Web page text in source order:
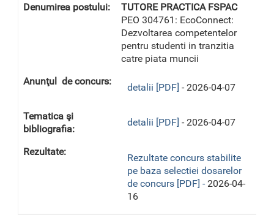
TUTORE PRACTICA FSPAC
PEO 304761: EcoConnect:
Dezvoltarea competentelor
pentru studenti in tranzitia
catre piata muncii
detalii [PDF] - 2026-04-07
detalii [PDF] - 2026-04-07
Rezultate concurs stabilite
pe baza selectiei dosarelor
de concurs [PDF] - 2026-04-
16